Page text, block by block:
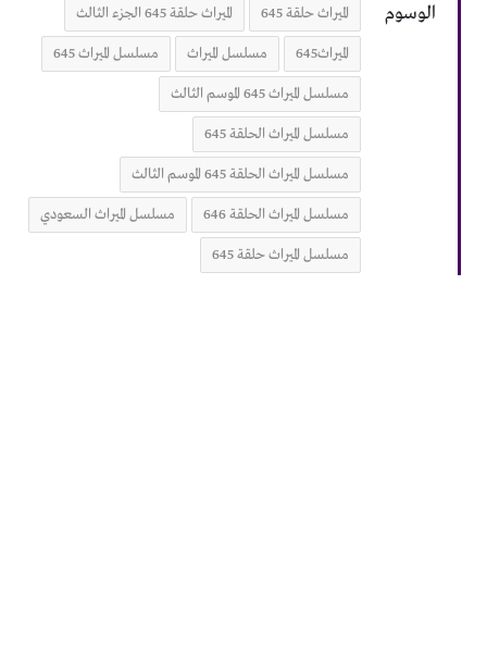
الوسوم الميراث حلقة 645 الميراث حلقة 645 الجزء الثالث
الميراث645 مسلسل الميراث مسلسل الميراث 645
مسلسل الميراث 645 الموسم الثالث
مسلسل الميراث الحلقة 645
مسلسل الميراث الحلقة 645 الموسم الثالث
مسلسل الميراث الحلقة 646 مسلسل الميراث السعودي
مسلسل الميراث حلقة 645